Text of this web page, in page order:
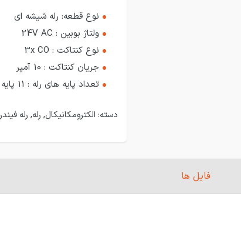
نوع قطعه: رله شیشه ای
ولتاژ بوبین : 24V AC
نوع کنتاکت : 3x CO
جریان کنتاکت : 10 آمپر
تعداد پایه های رله : 11 پایه
دسته: الکترومکانیکال, رله, رله فیندر
فایل ها